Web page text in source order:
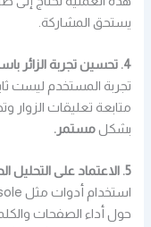
يستحق المشاركة.
4. تحسين تجربة الزائر باستمرار
تجربة المستخدم ليست
متابعة تعليقات
بشكلمستمر.
5. الاعتماد على التحليل الدوري
حول أداء الصفحات